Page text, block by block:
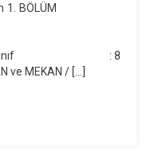
Ders
1. BÖLÜM
Sınıf : 8
ve MEKAN / […]